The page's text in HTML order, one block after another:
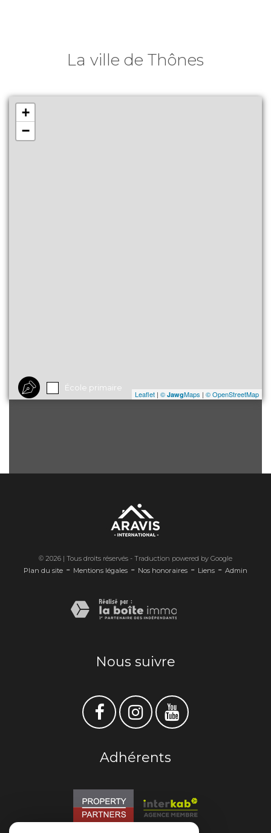
La ville de Thônes
+
−
Leaflet | © JawgMaps | © OpenStreetMap
École primaire
© 2026 | Tous droits réservés - Traduction powered by Google
Plan du site - Mentions légales - Nos honoraires - Liens - Admin
Nous suivre
Adhérents